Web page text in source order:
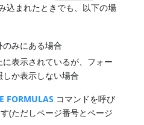
込まれたときでも、以下の場
のみにある場合
に表示されているが、フォー
か表示しない場合
FORMULAS コマンドを呼び
(ただしページ番号とページ